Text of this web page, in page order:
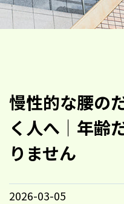
慢性的な腰の
く人へ｜年齢
りません
2026-03-05